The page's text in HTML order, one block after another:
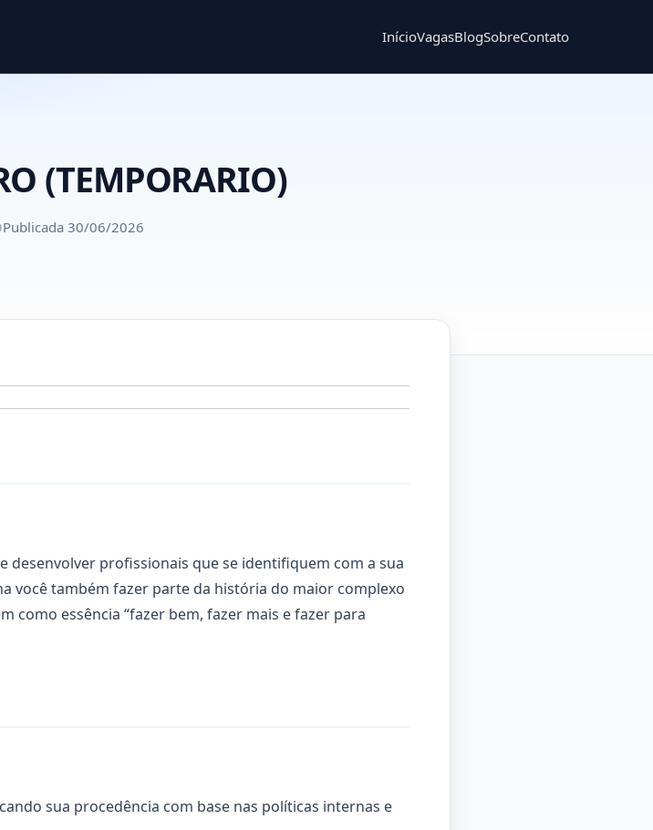
InícioVagasBlogSobreContato
(TEMPORARIO)
Publicada 30/06/2026
desenvolver profissionais que se identifiquem com a sua
você também fazer parte da história do maior complexo
como essência “fazer bem, fazer mais e fazer para
sua procedência com base nas políticas internas e